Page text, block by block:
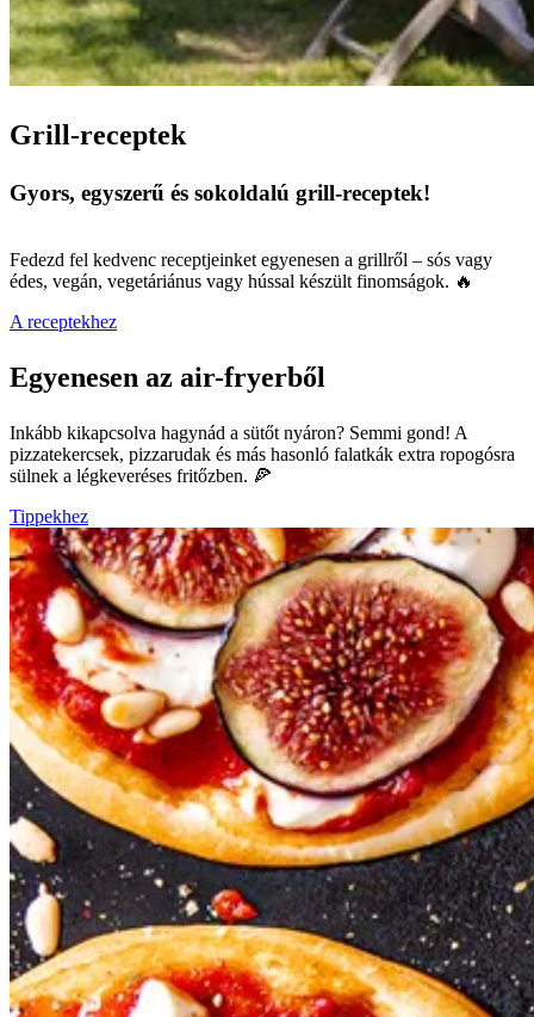
Grill-receptek
Gyors, egyszerű és sokoldalú grill-receptek!
Fedezd fel kedvenc receptjeinket egyenesen a grillről – sós vagy
édes, vegán, vegetáriánus vagy hússal készült finomságok. 🔥
A receptekhez
Egyenesen az air-fryerből
Inkább kikapcsolva hagynád a sütőt nyáron? Semmi gond! A
pizzatekercsek, pizzarudak és más hasonló falatkák extra ropogósra
sülnek a légkeveréses fritőzben. 🍕
Tippekhez